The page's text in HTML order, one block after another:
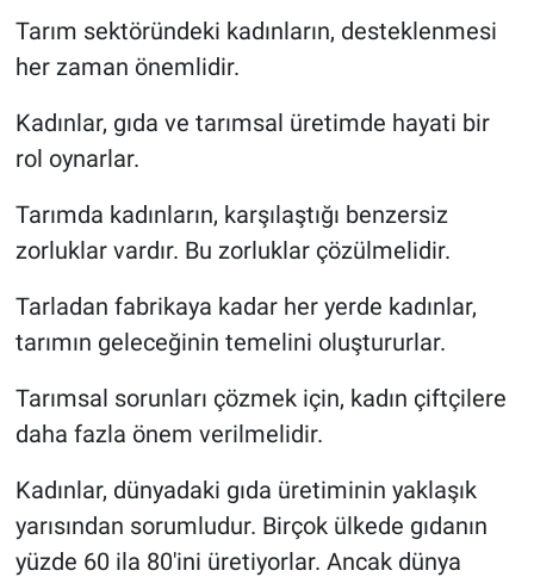
Tarım sektöründeki kadınların, desteklenmesi
her zaman önemlidir.
Kadınlar, gıda ve tarımsal üretimde hayati bir
rol oynarlar.
Tarımda kadınların, karşılaştığı benzersiz
zorluklar vardır. Bu zorluklar çözülmelidir.
Tarladan fabrikaya kadar her yerde kadınlar,
tarımın geleceğinin temelini oluştururlar.
Tarımsal sorunları çözmek için, kadın çiftçilere
daha fazla önem verilmelidir.
Kadınlar, dünyadaki gıda üretiminin yaklaşık
yarısından sorumludur. Birçok ülkede gıdanın
yüzde 60 ila 80'ini üretiyorlar. Ancak dünya